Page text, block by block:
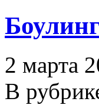
2 марта
В